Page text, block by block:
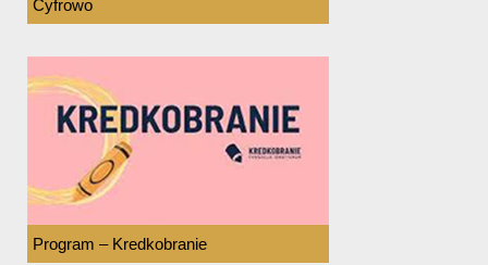
Cyfrowo
Program – Kredkobranie